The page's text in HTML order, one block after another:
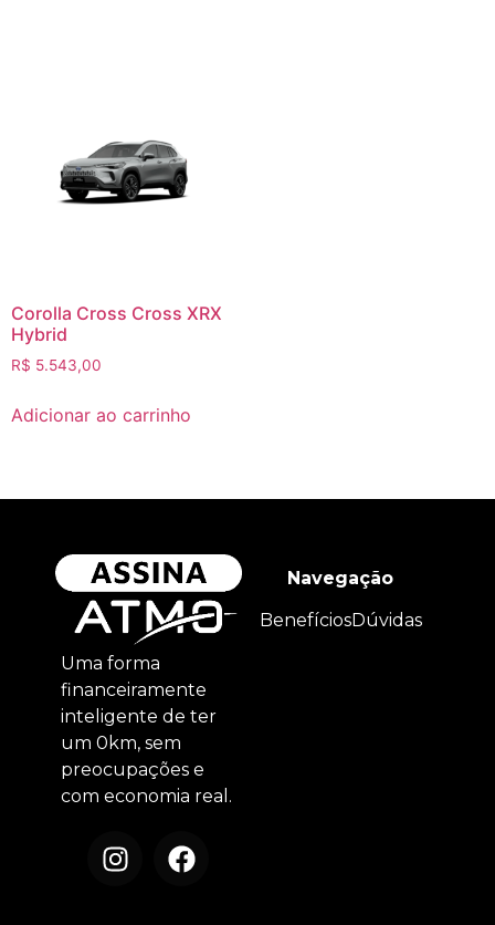
Corolla Cross Cross XRX
Hybrid
R$ 5.543,00
Adicionar ao carrinho
Uma forma
financeiramente
inteligente de ter
um 0km, sem
preocupações e
com economia real.
Navegação
BenefíciosDúvidas